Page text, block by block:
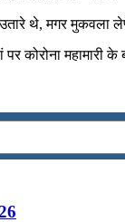
थे, मगर मुकवला
पर कोरोना